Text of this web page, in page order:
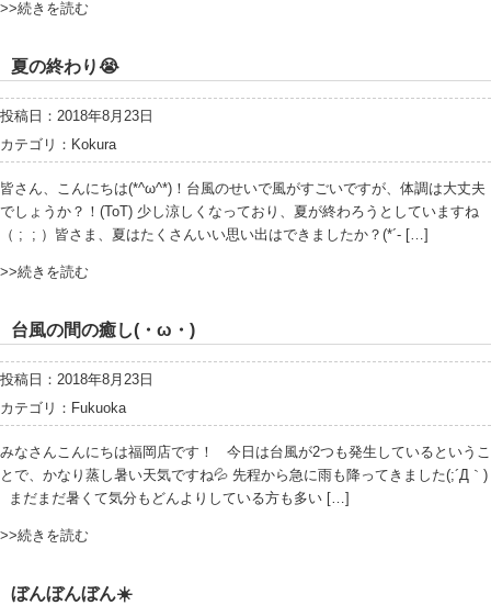
>>続きを読む
夏の終わり😭
投稿日：2018年8月23日
カテゴリ： Kokura
皆さん、こんにちは(*^ω^*)！台風のせいで風がすごいですが、体調は大丈夫
でしょうか？！(ToT) 少し涼しくなっており、夏が終わろうとしていますね
（ ; ; ）皆さま、夏はたくさんいい思い出はできましたか？(*´- […]
>>続きを読む
台風の間の癒し(・ω・)
投稿日：2018年8月23日
カテゴリ： Fukuoka
みなさんこんにちは福岡店です！ 今日は台風が2つも発生しているというこ
とで、かなり蒸し暑い天気ですね💦 先程から急に雨も降ってきました(;´Д｀)
まだまだ暑くて気分もどんよりしている方も多い […]
>>続きを読む
ぼんぼんぼん☀️